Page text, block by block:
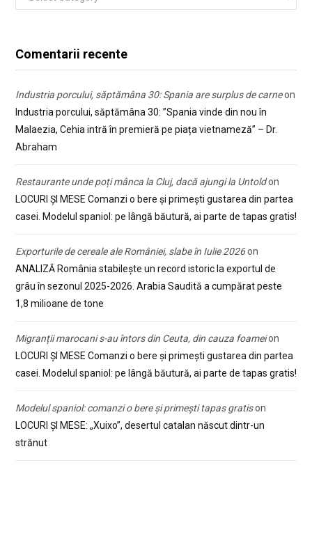
Comentarii recente
Industria porcului, săptămâna 30: Spania are surplus de carneon
Industria porcului, săptămâna 30: ”Spania vinde din nou în
Malaezia, Cehia intră în premieră pe piața vietnameză” – Dr.
Abraham
Restaurante unde poți mânca la Cluj, dacă ajungi la Untoldon
LOCURI ȘI MESE Comanzi o bere și primești gustarea din partea
casei. Modelul spaniol: pe lângă băutură, ai parte de tapas gratis!
Exporturile de cereale ale României, slabe în Iulie 2026on
ANALIZĂ România stabilește un record istoric la exportul de
grâu în sezonul 2025-2026. Arabia Saudită a cumpărat peste
1,8 milioane de tone
Migranții marocani s-au întors din Ceuta, din cauza foameion
LOCURI ȘI MESE Comanzi o bere și primești gustarea din partea
casei. Modelul spaniol: pe lângă băutură, ai parte de tapas gratis!
Modelul spaniol: comanzi o bere și primești tapas gratison
LOCURI ȘI MESE: „Xuixo”, desertul catalan născut dintr-un
strănut